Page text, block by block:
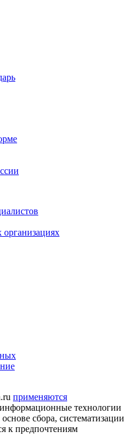
организациях
применяются
технологии
сбора, систематизации
к предпочтениям